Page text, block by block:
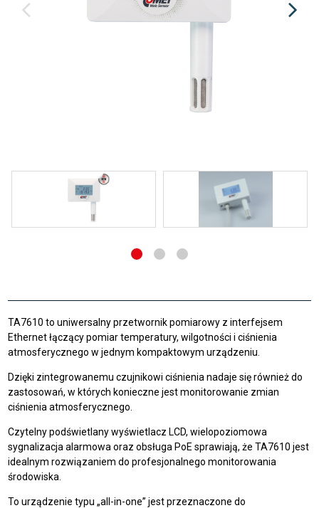
TA7610 to uniwersalny przetwornik pomiarowy z interfejsem
Ethernet łączący pomiar temperatury, wilgotności i ciśnienia
atmosferycznego w jednym kompaktowym urządzeniu.
Dzięki zintegrowanemu czujnikowi ciśnienia nadaje się również do
zastosowań, w których konieczne jest monitorowanie zmian
ciśnienia atmosferycznego.
Czytelny podświetlany wyświetlacz LCD, wielopoziomowa
sygnalizacja alarmowa oraz obsługa PoE sprawiają, że TA7610 jest
idealnym rozwiązaniem do profesjonalnego monitorowania
środowiska.
To urządzenie typu „all-in-one” jest przeznaczone do